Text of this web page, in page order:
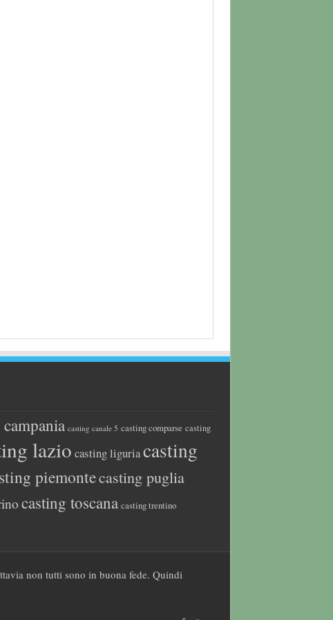
casting canale 5 casting comparse casting
lazio casting liguriacasting
piemontecasting puglia
casting toscana casting trentino
non tutti sono in buona fede. Quindi